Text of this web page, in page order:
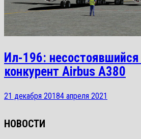
Ил-196: несостоявшийся
конкурент Airbus A380
21 декабря 20184 апреля 2021
НОВОСТИ